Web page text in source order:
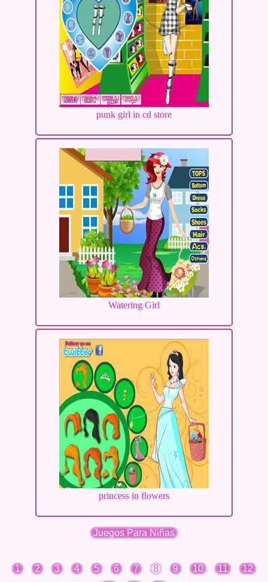
punk girl in cd store
Watering Girl
princess in flowers
Juegos Para Niñas
1 2 3 4 5 6 7 8 9 10 11
12